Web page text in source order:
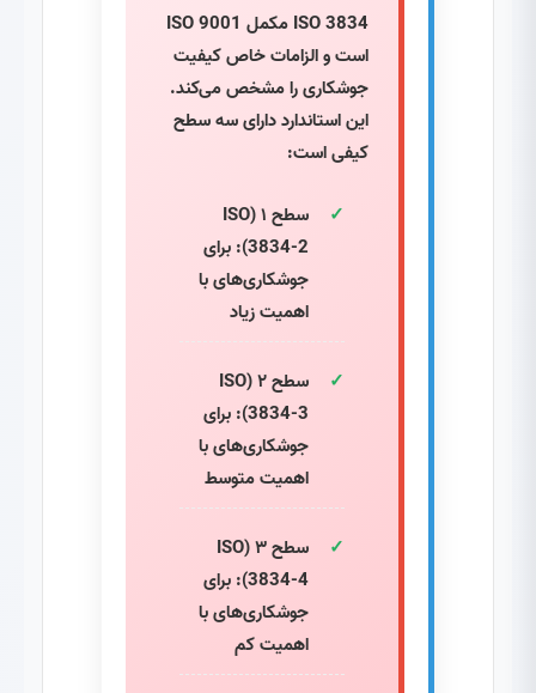
ISO 3834 مکمل ISO 9001
است و الزامات خاص کیفیت
جوشکاری را مشخص می‌کند.
این استاندارد دارای سه سطح
کیفی است:
سطح ۱ (ISO
3834-2): برای
جوشکاری‌های با
اهمیت زیاد
سطح ۲ (ISO
3834-3): برای
جوشکاری‌های با
اهمیت متوسط
سطح ۳ (ISO
3834-4): برای
جوشکاری‌های با
اهمیت کم